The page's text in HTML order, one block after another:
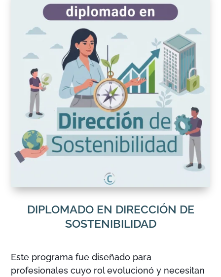
DIPLOMADO EN DIRECCIÓN DE
SOSTENIBILIDAD
Este programa fue diseñado para
profesionales cuyo rol evolucionó y necesitan